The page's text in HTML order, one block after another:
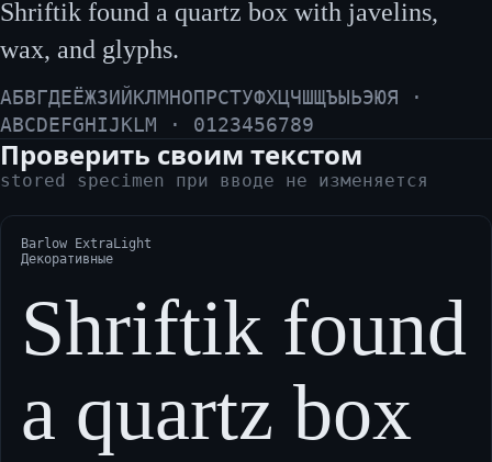
Shriftik found a quartz box with javelins,
wax, and glyphs.
АБВГДЕЁЖЗИЙКЛМНОПРСТУФХЦЧШЩЪЫЬЭЮЯ ·
ABCDEFGHIJKLM · 0123456789
Проверить своим текстом
stored specimen при вводе не изменяется
Barlow ExtraLight
Декоративные
Shriftik found
a quartz box